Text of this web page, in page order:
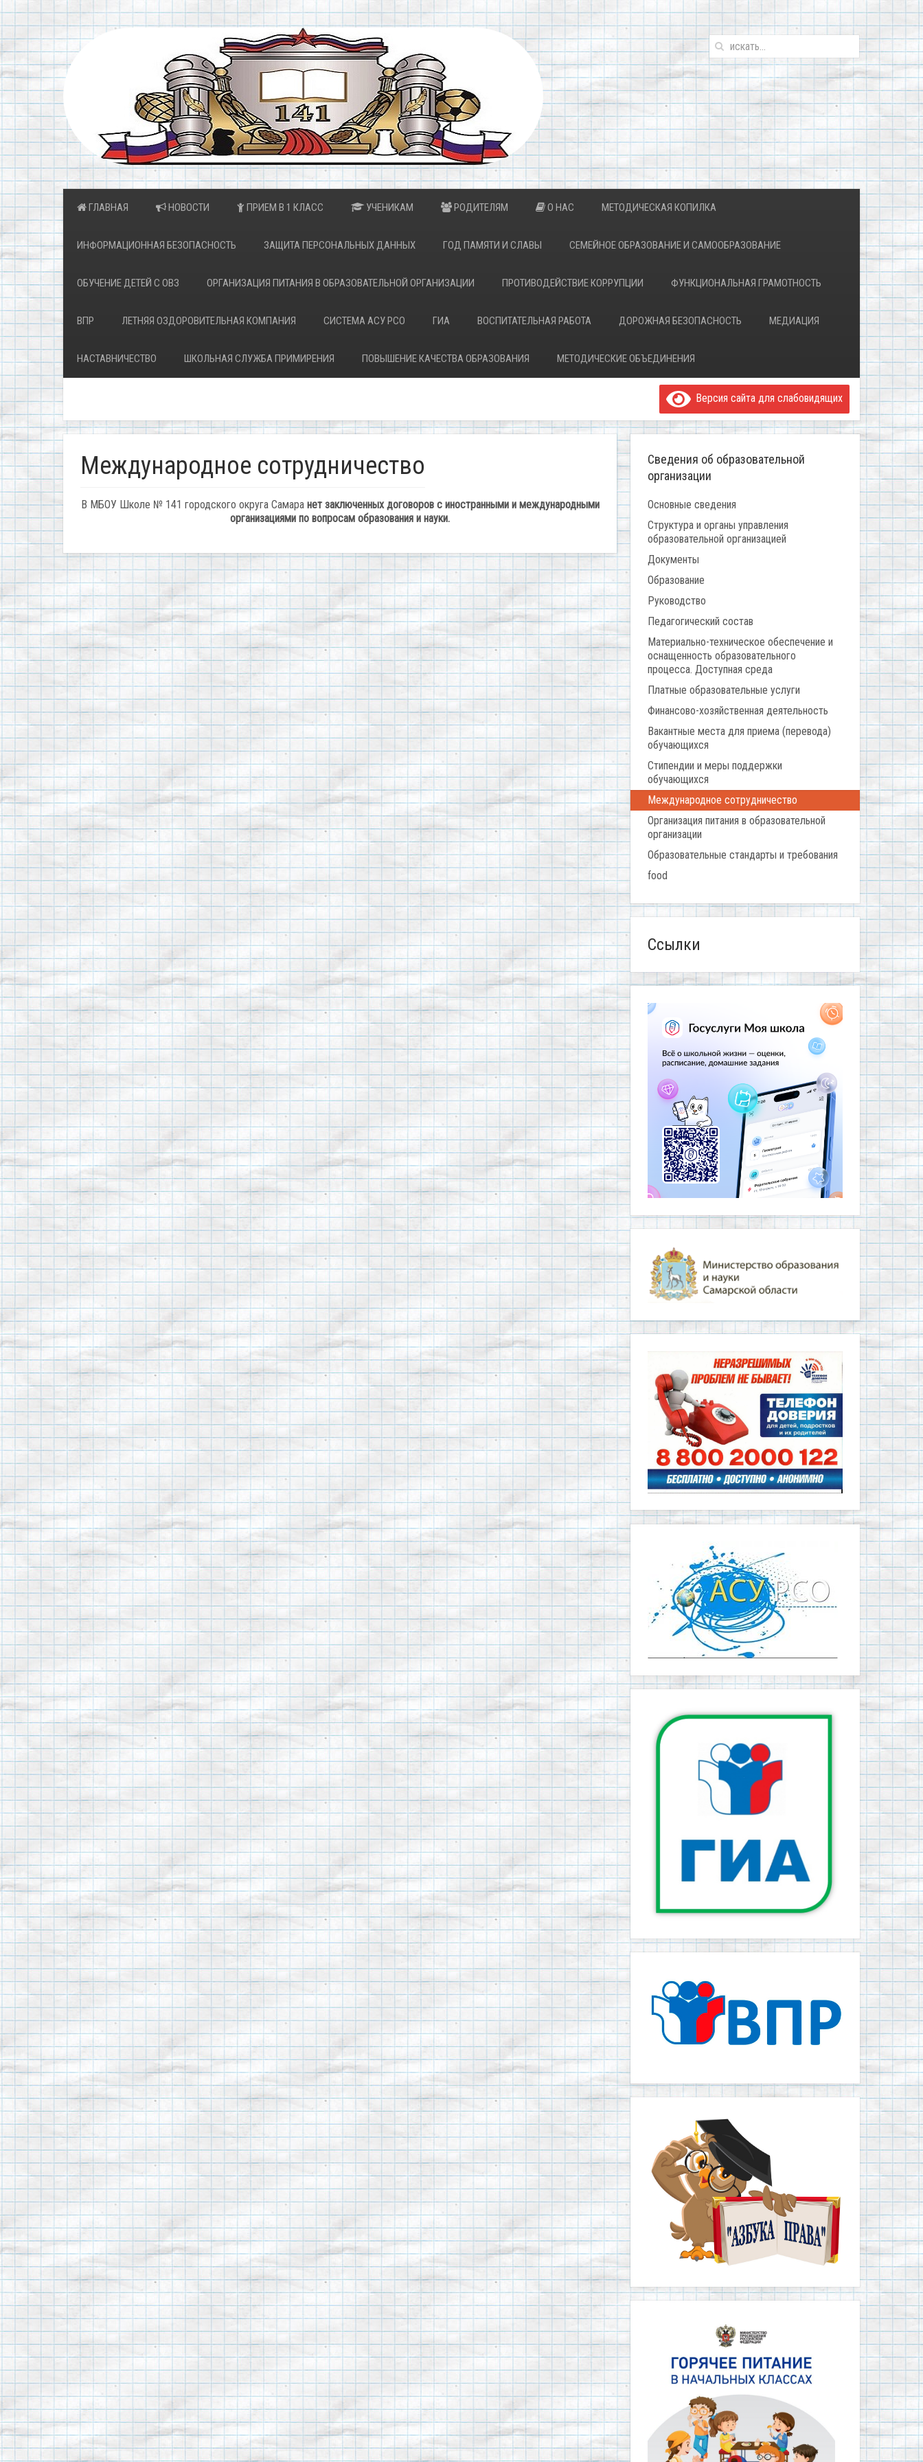
ГЛАВНАЯ НОВОСТИ ПРИЕМ В 1 КЛАСС УЧЕНИКАМ РОДИТЕЛЯМ О НАС МЕТОДИЧЕСКАЯ КОПИЛКА
ИНФОРМАЦИОННАЯ БЕЗОПАСНОСТЬ ЗАЩИТА ПЕРСОНАЛЬНЫХ ДАННЫХ ГОД ПАМЯТИ И СЛАВЫ СЕМЕЙНОЕ ОБРАЗОВАНИЕ И САМООБРАЗОВАНИЕ
ОБУЧЕНИЕ ДЕТЕЙ С ОВЗ ОРГАНИЗАЦИЯ ПИТАНИЯ В ОБРАЗОВАТЕЛЬНОЙ ОРГАНИЗАЦИИ ПРОТИВОДЕЙСТВИЕ КОРРУПЦИИ ФУНКЦИОНАЛЬНАЯ ГРАМОТНОСТЬ
ВПР ЛЕТНЯЯ ОЗДОРОВИТЕЛЬНАЯ КОМПАНИЯ СИСТЕМА АСУ РСО ГИА ВОСПИТАТЕЛЬНАЯ РАБОТА ДОРОЖНАЯ БЕЗОПАСНОСТЬ МЕДИАЦИЯ
НАСТАВНИЧЕСТВО ШКОЛЬНАЯ СЛУЖБА ПРИМИРЕНИЯ ПОВЫШЕНИЕ КАЧЕСТВА ОБРАЗОВАНИЯ МЕТОДИЧЕСКИЕ ОБЪЕДИНЕНИЯ
Версия сайта для слабовидящих
Международное сотрудничество
В МБОУ Школе № 141 городского округа Самара нет заключенных договоров с иностранными и международными
организациями по вопросам образования и науки.
Сведения об образовательной
организации
Основные сведения
Структура и органы управления
образовательной организацией
Документы
Образование
Руководство
Педагогический состав
Материально-техническое обеспечение и
оснащенность образовательного
процесса. Доступная среда
Платные образовательные услуги
Финансово-хозяйственная деятельность
Вакантные места для приема (перевода)
обучающихся
Стипендии и меры поддержки
обучающихся
Международное сотрудничество
Организация питания в образовательной
организации
Образовательные стандарты и требования
food
Ссылки